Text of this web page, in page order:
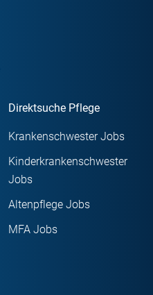
Direktsuche Pflege
Krankenschwester Jobs
Kinderkrankenschwester
Jobs
Altenpflege Jobs
MFA Jobs